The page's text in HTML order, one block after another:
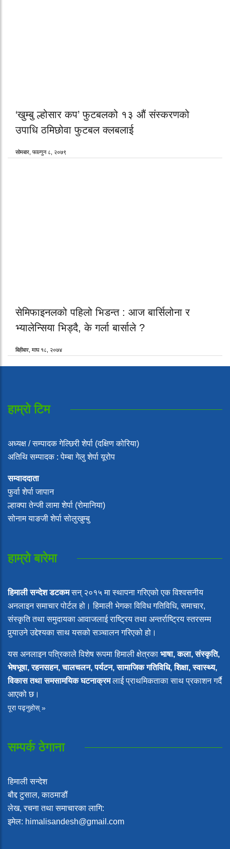
‘खुम्बु ल्होसार कप’ फुटबलको १३ औं संस्करणको
उपाधि ठमिछोवा फुटबल क्लबलाई
सोमबार, फाल्गुन ८, २०७९
सेमिफाइनलको पहिलो भिडन्त : आज बार्सिलोना र
भ्यालेन्सिया भिड्दै, के गर्ला बार्साले ?
बिहीबार, माघ १८, २०७४
हाम्रो टिम
अध्यक्ष / सम्पादक गेल्छिरी शेर्पा (दक्षिण कोरिया)
अतिथि सम्पादक : पेम्बा गेलु शेर्पा यूरोप
सम्वाददाता
फुर्वा शेर्पा जापान
ल्हाक्पा तेन्जी लामा शेर्पा (रोमानिया)
सोनाम याङजी शेर्पा सोलुखुम्बु
हाम्रो बारेमा
हिमाली सन्देश डटकमसन् २०१५ मा स्थापना गरिएको एक विश्वसनीय
अनलाइन समाचार पोर्टल हो। हिमाली भेगका विविध गतिविधि, समाचार,
संस्कृति तथा समुदायका आवाजलाई राष्ट्रिय तथा अन्तर्राष्ट्रिय स्तरसम्म
पुर्‍याउने उद्देश्यका साथ यसको सञ्चालन गरिएको हो।
यस अनलाइन पत्रिकाले विशेष रूपमा हिमाली क्षेत्रका भाषा, कला, संस्कृति,
भेषभूषा, रहनसहन, चालचलन, पर्यटन, सामाजिक गतिविधि, शिक्षा, स्वास्थ्य,
विकास तथा समसामयिक घटनाक्रमलाई प्राथमिकताका साथ प्रकाशन गर्दै
आएको छ।
पूरा पढ्नुहोस् »
सम्पर्क ठेगाना
हिमाली सन्देश
बौद्द टुसाल, काठमाडौं
लेख, रचना तथा समाचारका लागि:
इमेल: himalisandesh@gmail.com